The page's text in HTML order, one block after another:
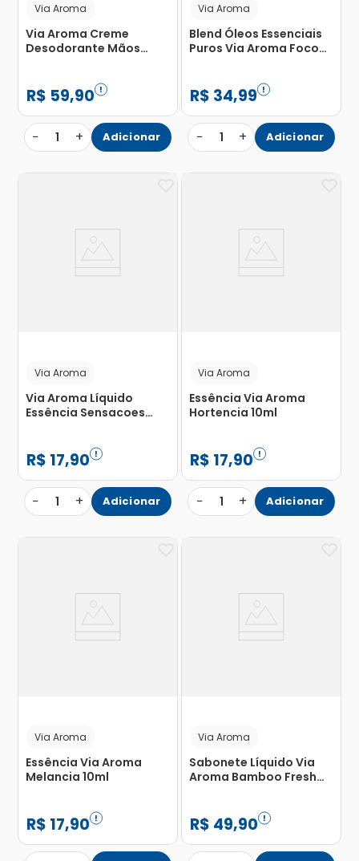
Via Aroma
Via Aroma Creme
Desodorante Mãos
R$ 59,90
− 1 + Adicionar
Via Aroma
Blend Óleos Essenciais
Puros Via Aroma Foco
R$ 34,99
− 1 + Adicionar
Via Aroma
Via Aroma Líquido
Essência Sensacoes
R$ 17,90
− 1 + Adicionar
Via Aroma
Essência Via Aroma
Hortencia 10ml
R$ 17,90
− 1 + Adicionar
Via Aroma
Essência Via Aroma
Melancia 10ml
R$ 17,90
Via Aroma
Sabonete Líquido Via
Aroma Bamboo Fresh
R$ 49,90